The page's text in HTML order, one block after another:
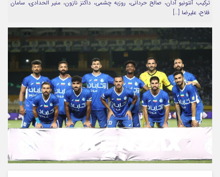
ترکیب آنتونیو آدان، صالح حردانی، روزبه چشمی، داکنز نازون، منیر الحدادی، سامان
فلاح، علیرضا […]